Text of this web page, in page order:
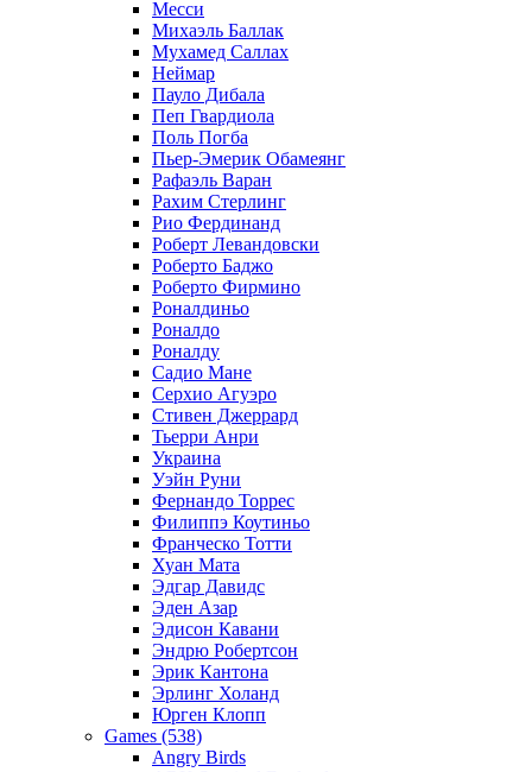
Месси
Михаэль Баллак
Мухамед Саллах
Неймар
Пауло Дибала
Пеп Гвардиола
Поль Погба
Пьер-Эмерик Обамеянг
Рафаэль Варан
Рахим Стерлинг
Рио Фердинанд
Роберт Левандовски
Роберто Баджо
Роберто Фирмино
Роналдиньо
Роналдо
Роналду
Садио Мане
Серхио Агуэро
Стивен Джеррард
Тьерри Анри
Украина
Уэйн Руни
Фернандо Торрес
Филиппэ Коутиньо
Франческо Тотти
Хуан Мата
Эдгар Давидс
Эден Азар
Эдисон Кавани
Эндрю Робертсон
Эрик Кантона
Эрлинг Холанд
Юрген Клопп
Games (538)
Angry Birds